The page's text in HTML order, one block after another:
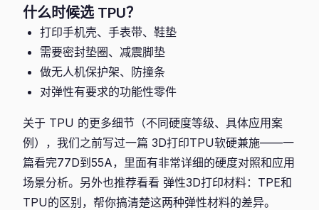
什么时候选 TPU？
打印手机壳、手表带、鞋垫
需要密封垫圈、减震脚垫
做无人机保护架、防撞条
对弹性有要求的功能性零件
关于 TPU 的更多细节（不同硬度等级、具体应用案
例），我们之前写过一篇 3D打印TPU软硬兼施——一
篇看完77D到55A，里面有非常详细的硬度对照和应用
场景分析。另外也推荐看看 弹性3D打印材料：TPE和
TPU的区别，帮你搞清楚这两种弹性材料的差异。